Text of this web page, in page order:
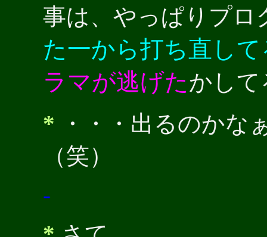
事は、やっぱりプロ
た一から打ち直して
ラマが逃げたかし
* ・・・出るのかな
（笑）
-